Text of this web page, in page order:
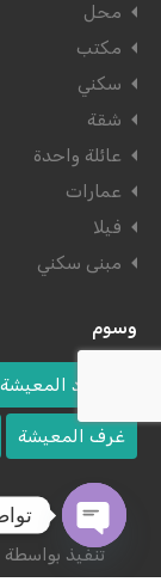
محل
مكتب
سكني
شقة
عائلة واحدة
عمارات
فيلا
مبنى سكني
وسوم
اقتصاد المعيشة
غرف المعيشة
تنفيذ بواسطة
Open